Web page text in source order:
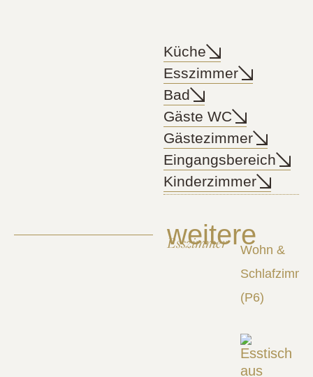
Küche
Esszimmer
Bad
Gäste WC
Gästezimmer
Eingangsbereich
Kinderzimmer
weitere
Esszimmer
Wohn &
(P6)